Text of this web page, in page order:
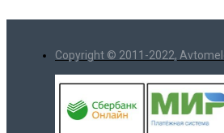
Copyright © 2011-2022,